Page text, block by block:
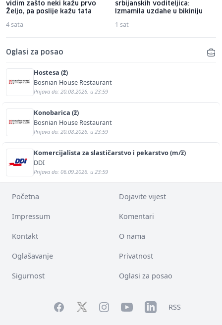
vidim zašto neki kažu prvo
Željo, pa poslije kažu tata
4 sata
srbijanskih voditeljica:
Izmamila uzdahe u bikiniju
1 sat
Oglasi za posao
Hostesa (ž)
Bosnian House Restaurant
Prijava do: 20.08.2026. u 23:59
Konobarica (ž)
Bosnian House Restaurant
Prijava do: 20.08.2026. u 23:59
Komercijalista za slastičarstvo i pekarstvo (m/ž)
DDI
Prijava do: 06.09.2026. u 23:59
Početna Dojavite vijest
Impressum Komentari
Kontakt O nama
Oglašavanje Privatnost
Sigurnost Oglasi za posao
FacebookTwitterInstagramYouTubeLinkedInRSS